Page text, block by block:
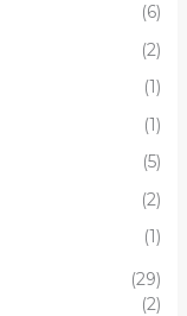
(6)
(2)
(1)
(1)
(5)
(2)
(1)
(29)
(2)